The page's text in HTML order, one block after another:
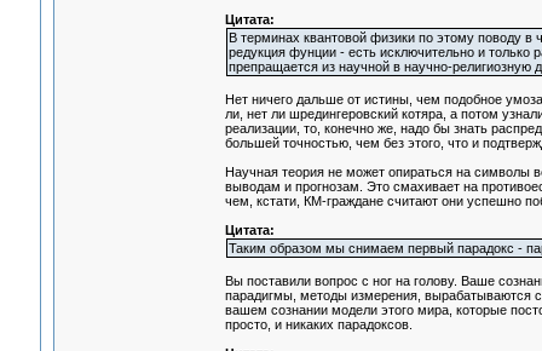
Цитата:
В терминах квантовой физики по этому поводу в
редукция фунции - есть исключительно и только
препращается из научной в научно-религиозную
Нет ничего дальше от истины, чем подобное
ли, нет ли шредингеровский котяра, а потом
реализации, то, конечно же, надо бы знать
большей точностью, чем без этого, что и
Научная теория не может опираться на символы
выводам и прогнозам. Это смахивает на
чем, кстати, КМ-граждане считают они успешно
Цитата:
Таким образом мы снимаем первый парадокс -
Вы поставили вопрос с ног на голову. Ваше
парадигмы, методы измерения, вырабатываются
вашем сознании модели этого мира, которые
просто, и никаких парадоксов.